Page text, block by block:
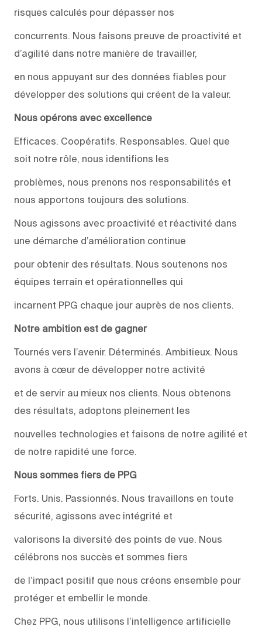
risques calculés pour dépasser nos
concurrents. Nous faisons preuve de proactivité et
d’agilité dans notre manière de travailler,
en nous appuyant sur des données fiables pour
développer des solutions qui créent de la valeur.
Nous opérons avec excellence
Efficaces. Coopératifs. Responsables. Quel que
soit notre rôle, nous identifions les
problèmes, nous prenons nos responsabilités et
nous apportons toujours des solutions.
Nous agissons avec proactivité et réactivité dans
une démarche d’amélioration continue
pour obtenir des résultats. Nous soutenons nos
équipes terrain et opérationnelles qui
incarnent PPG chaque jour auprès de nos clients.
Notre ambition est de gagner
Tournés vers l’avenir. Déterminés. Ambitieux. Nous
avons à cœur de développer notre activité
et de servir au mieux nos clients. Nous obtenons
des résultats, adoptons pleinement les
nouvelles technologies et faisons de notre agilité et
de notre rapidité une force.
Nous sommes fiers de PPG
Forts. Unis. Passionnés. Nous travaillons en toute
sécurité, agissons avec intégrité et
valorisons la diversité des points de vue. Nous
célébrons nos succès et sommes fiers
de l’impact positif que nous créons ensemble pour
protéger et embellir le monde.
Chez PPG, nous utilisons l’intelligence artificielle